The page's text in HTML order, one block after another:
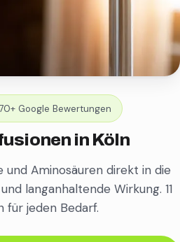
Google Bewertungen
in Köln
und Aminosäuren direkt in die
langanhaltende Wirkung. 11
für jeden Bedarf.